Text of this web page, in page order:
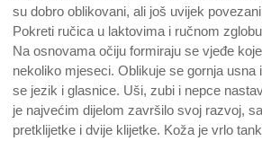
su dobro oblikovani, ali još uvijek
Pokreti ručica u laktovima i ručnom
Na osnovama očiju formiraju se vjeđe
nekoliko mjeseci. Oblikuje se gornja
se jezik i glasnice. Uši, zubi i nepce
je najvećim dijelom završilo svoj razvoj,
pretklijetke i dvije klijetke. Koža je vrlo